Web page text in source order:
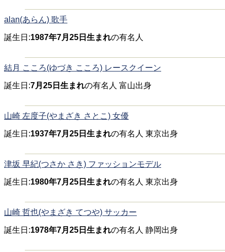
alan(あらん) 歌手
誕生日:1987年7月25日生まれの有名人
結月 こころ(ゆづき こころ) レースクイーン
誕生日:7月25日生まれの有名人 富山出身
山崎 左度子(やまざき さとこ) 女優
誕生日:1937年7月25日生まれの有名人 東京出身
津坂 早紀(つさか さき) ファッションモデル
誕生日:1980年7月25日生まれの有名人 東京出身
山崎 哲也(やまざき てつや) サッカー
誕生日:1978年7月25日生まれの有名人 静岡出身